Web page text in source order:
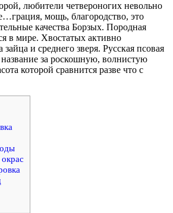
любители четвероногих невольно
мощь, благородство, это
качества Борзых. Породная
в мире. Хвостатых активно
и среднего зверя. Русская псовая
название за роскошную, волнистую
которой сравнится разве что с